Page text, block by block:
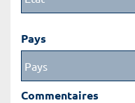
Pays
Commentaires